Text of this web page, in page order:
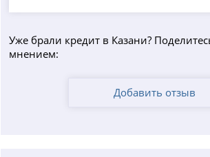
Уже брали кредит в Казани?
мнением:
Добавить отзыв